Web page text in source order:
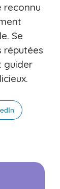
reconnu
Se
réputées
guider